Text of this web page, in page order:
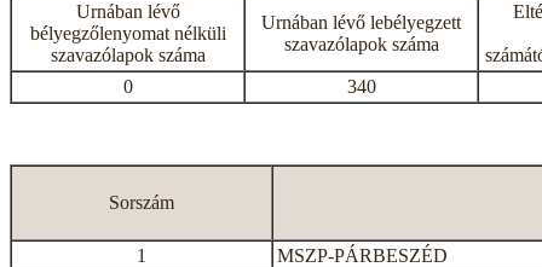
Urnában lévő
bélyegzőlenyomat nélküli
szavazólapok száma
Urnában lévő lebélyegzett
szavazólapok száma
0
340
Sorszám
1
MSZP-PÁRBESZÉD